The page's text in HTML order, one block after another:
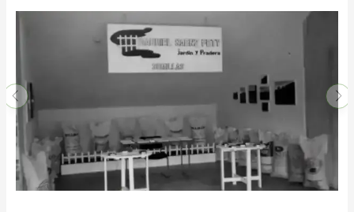
Recuperar contraseña
+57 323 2931928
contacto@croper.com
© 2026 Croper.com Todos los derechos reservados
Versión 5.45.0